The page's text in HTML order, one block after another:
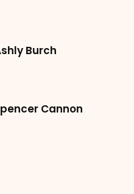
Burch
Cannon